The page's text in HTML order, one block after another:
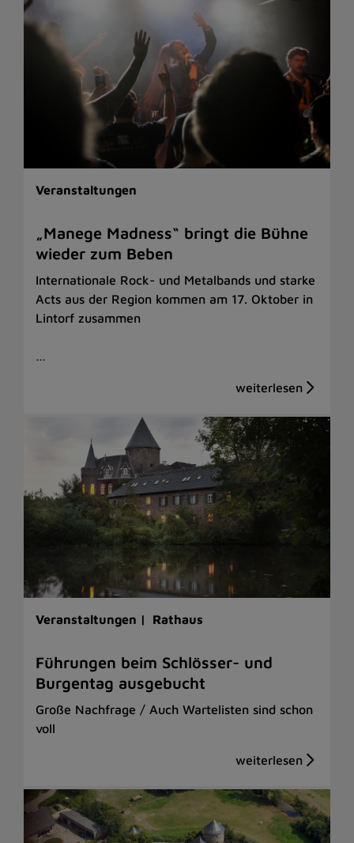
Veranstaltungen
„Manege Madness“ bringt die Bühne
wieder zum Beben
Internationale Rock- und Metalbands und starke
Acts aus der Region kommen am 17. Oktober in
Lintorf zusammen
…
Veranstaltungen | Rathaus
Führungen beim Schlösser- und
Burgentag ausgebucht
Große Nachfrage / Auch Wartelisten sind schon
voll